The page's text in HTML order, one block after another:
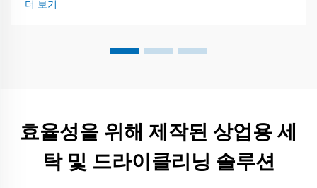
더 보기
효율성을 위해 제작된 상업용 세
탁 및 드라이클리닝 솔루션